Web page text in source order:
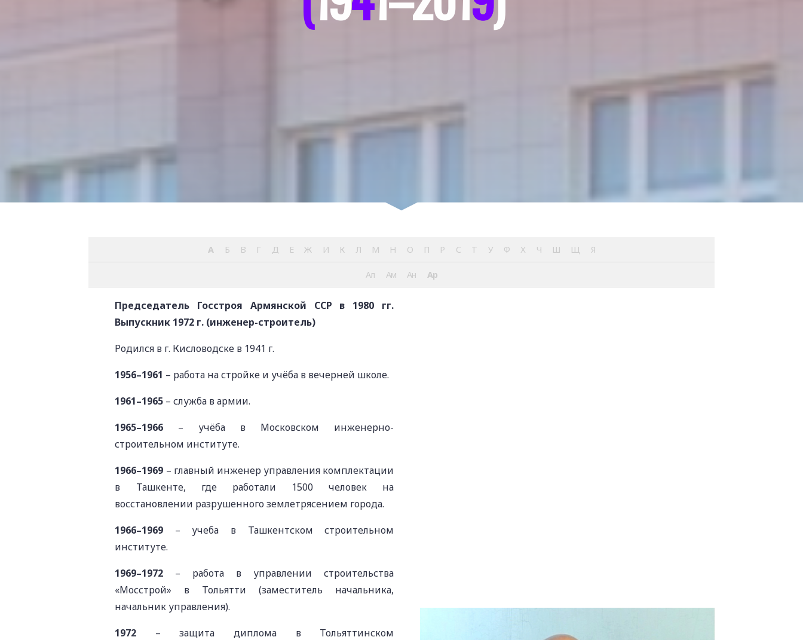
А Б В Г Д Е Ж И К Л М Н О П Р С Т У Ф Х Ч Ш Щ Я
Ал Ам Ан Ар
Председатель Госстроя Армянской ССР в 1980 гг.
Выпускник 1972 г. (инженер-строитель)
Родился в г. Кисловодске в 1941 г.
1956–1961 – работа на стройке и учёба в вечерней школе.
1961–1965 – служба в армии.
1965–1966 – учёба в Московском инженерно-
строительном институте.
1966–1969 – главный инженер управления комплектации
в Ташкенте, где работали 1500 человек на
восстановлении разрушенного землетрясением города.
1966–1969 – учеба в Ташкентском строительном
институте.
1969–1972 – работа в управлении строительства
«Мосстрой» в Тольятти (заместитель начальника,
начальник управления).
1972 – защита диплома в Тольяттинском